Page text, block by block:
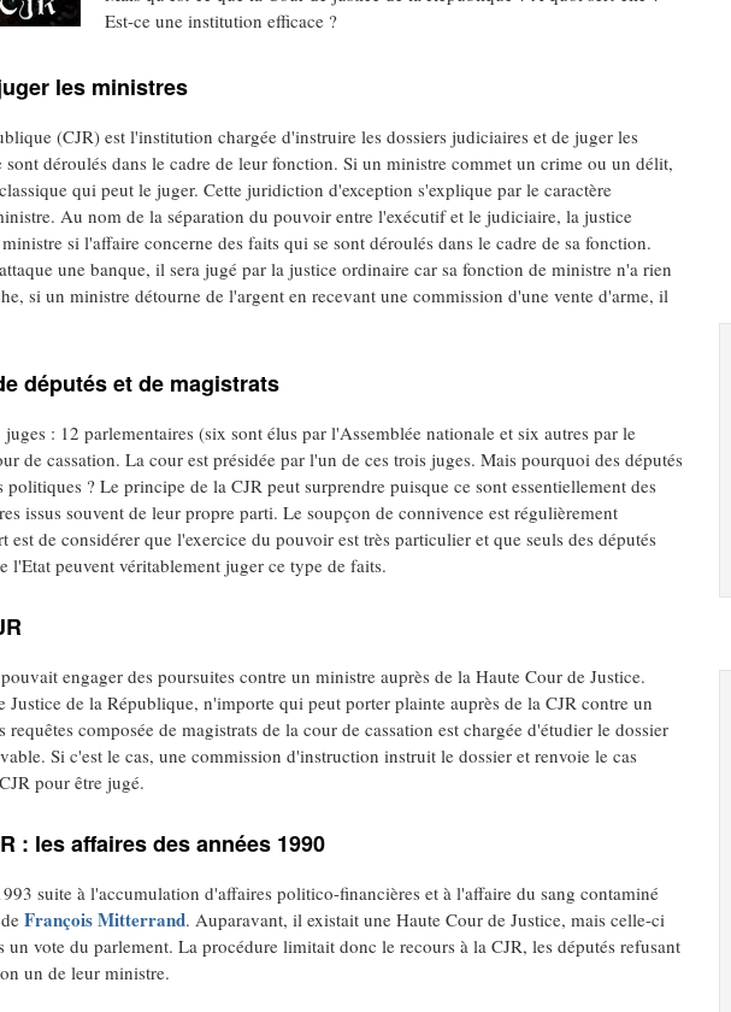
Est-ce une institution efficace ?
les ministres
(CJR) est l'institution chargée d'instruire les dossiers judiciaires et de juger les
déroulés dans le cadre de leur fonction. Si un ministre commet un crime ou un délit,
qui peut le juger. Cette juridiction d'exception s'explique par le caractère
Au nom de la séparation du pouvoir entre l'exécutif et le judiciaire, la justice
si l'affaire concerne des faits qui se sont déroulés dans le cadre de sa fonction.
une banque, il sera jugé par la justice ordinaire car sa fonction de ministre n'a rien
si un ministre détourne de l'argent en recevant une commission d'une vente d'arme, il
députés et de magistrats
: 12 parlementaires (six sont élus par l'Assemblée nationale et six autres par le
de cassation. La cour est présidée par l'un de ces trois juges. Mais pourquoi des députés
? Le principe de la CJR peut surprendre puisque ce sont essentiellement des
issus souvent de leur propre parti. Le soupçon de connivence est régulièrement
est de considérer que l'exercice du pouvoir est très particulier et que seuls des députés
l'Etat peuvent véritablement juger ce type de faits.
engager des poursuites contre un ministre auprès de la Haute Cour de Justice.
Justice de la République, n'importe qui peut porter plainte auprès de la CJR contre un
composée de magistrats de la cour de cassation est chargée d'étudier le dossier
Si c'est le cas, une commission d'instruction instruit le dossier et renvoie le cas
pour être jugé.
: les affaires des années 1990
suite à l'accumulation d'affaires politico-financières et à l'affaire du sang contaminé
François Mitterrand. Auparavant, il existait une Haute Cour de Justice, mais celle-ci
un vote du parlement. La procédure limitait donc le recours à la CJR, les députés refusant
un de leur ministre.